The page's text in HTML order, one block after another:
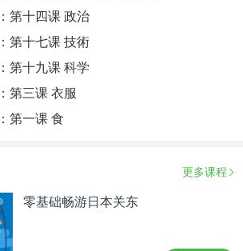
第十四课 政治
第十七课 技術
第十九课 科学
第三课 衣服
第一课 食
更多课程
零基础畅游日本关东